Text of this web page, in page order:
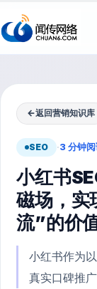
←返回营销知识库
SEO ·3 分钟阅
小红书
磁场，实
流”的价
小红书作为
真实口碑推